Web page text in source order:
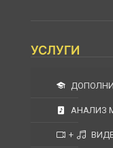
УСЛУГИ
АНАЛИЗ
+